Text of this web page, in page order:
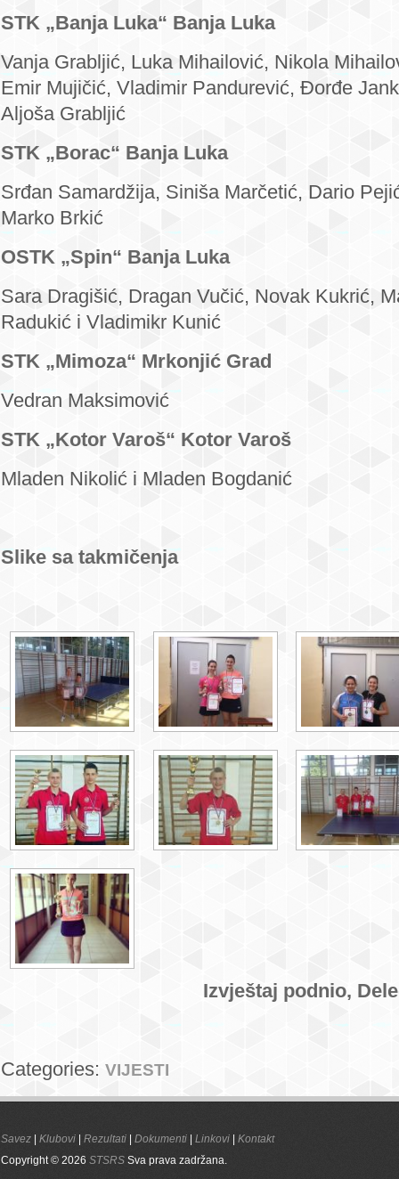
STK „Banja Luka“ Banja Luka
Vanja Grabljić, Luka Mihailović, Nikola
Emir Mujičić, Vladimir Pandurević, Đorđe
Aljoša Grabljić
STK „Borac“ Banja Luka
Srđan Samardžija, Siniša Marčetić, Dario
Marko Brkić
OSTK „Spin“ Banja Luka
Sara Dragišić, Dragan Vučić, Novak Kukrić,
Radukić i Vladimikr Kunić
STK „Mimoza“ Mrkonjić Grad
Vedran Maksimović
STK „Kotor Varoš“ Kotor Varoš
Mladen Nikolić i Mladen Bogdanić
Slike sa takmičenja
Izvještaj podnio,
Categories: VIJESTI
Savez | Klubovi | Rezultati | Dokumenti | Linkovi | Kontakt
Copyright © 2026 STSRS Sva prava zadržana.